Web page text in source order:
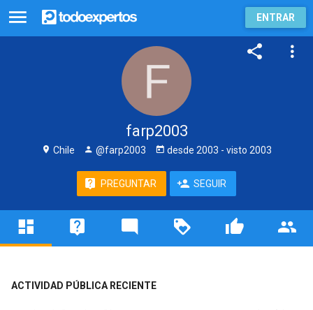
ENTRAR
farp2003
Chile @farp2003 desde 2003 - visto 2003
PREGUNTAR SEGUIR
ACTIVIDAD PÚBLICA RECIENTE